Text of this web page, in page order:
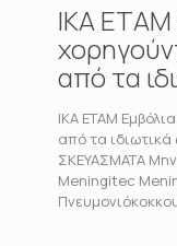
ΙΚΑ ΕΤΑΜ
από τα
ΙΚΑ ΕΤΑΜ
από τα
ΣΚΕΥΑΣΜΑΤΑ
Meningitec